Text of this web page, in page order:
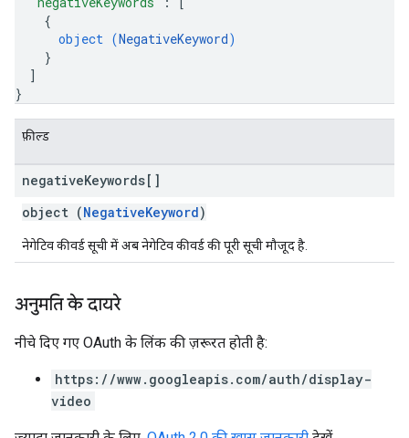
{
object (NegativeKeyword)
}
]
}
फ़ील्ड
negativeKeywords[]
object (NegativeKeyword)
नेगेटिव कीवर्ड सूची में अब नेगेटिव कीवर्ड की पूरी सूची मौजूद है.
अनुमति के दायरे
नीचे दिए गए OAuth के लिंक की ज़रूरत हाेती है:
https://www.googleapis.com/auth/display-
video